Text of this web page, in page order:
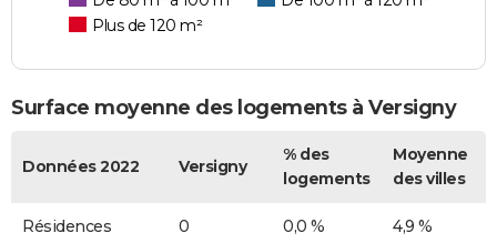
Plus de 120 m²
Surface moyenne des logements à Versigny
Données 2022 Versigny
% des
logements
Moyenne
des villes
Résidences
0 0,0 % 4,9 %